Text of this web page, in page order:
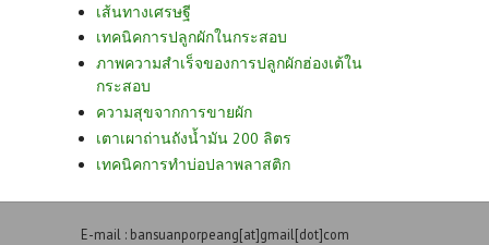
เส้นทางเศรษฐี
เทคนิคการปลูกผักในกระสอบ
ภาพความสำเร็จของการปลูกผักฮ่องเต้ใน
กระสอบ
ความสุขจากการขายผัก
เตาเผาถ่านถังน้ำมัน 200 ลิตร
เทคนิคการทำบ่อปลาพลาสติก
E-mail : bansuanporpeang[at]gmail[dot]com